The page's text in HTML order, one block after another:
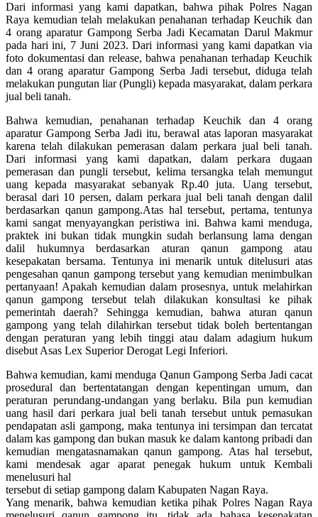
Dari informasi yang kami dapatkan, bahwa pihak Polres Nagan
Raya kemudian telah melakukan penahanan terhadap Keuchik dan
4 orang aparatur Gampong Serba Jadi Kecamatan Darul Makmur
pada hari ini, 7 Juni 2023. Dari informasi yang kami dapatkan via
foto dokumentasi dan release, bahwa penahanan terhadap Keuchik
dan 4 orang aparatur Gampong Serba Jadi tersebut, diduga telah
melakukan pungutan liar (Pungli) kepada masyarakat, dalam perkara
jual beli tanah.
Bahwa kemudian, penahanan terhadap Keuchik dan 4 orang
aparatur Gampong Serba Jadi itu, berawal atas laporan masyarakat
karena telah dilakukan pemerasan dalam perkara jual beli tanah.
Dari informasi yang kami dapatkan, dalam perkara dugaan
pemerasan dan pungli tersebut, kelima tersangka telah memungut
uang kepada masyarakat sebanyak Rp.40 juta. Uang tersebut,
berasal dari 10 persen, dalam perkara jual beli tanah dengan dalil
berdasarkan qanun gampong.Atas hal tersebut, pertama, tentunya
kami sangat menyayangkan peristiwa ini. Bahwa kami menduga,
praktek ini bukan tidak mungkin sudah berlansung lama dengan
dalil hukumnya berdasarkan aturan qanun gampong atau
kesepakatan bersama. Tentunya ini menarik untuk ditelusuri atas
pengesahan qanun gampong tersebut yang kemudian menimbulkan
pertanyaan! Apakah kemudian dalam prosesnya, untuk melahirkan
qanun gampong tersebut telah dilakukan konsultasi ke pihak
pemerintah daerah? Sehingga kemudian, bahwa aturan qanun
gampong yang telah dilahirkan tersebut tidak boleh bertentangan
dengan peraturan yang lebih tinggi atau dalam adagium hukum
disebut Asas Lex Superior Derogat Legi Inferiori.
Bahwa kemudian, kami menduga Qanun Gampong Serba Jadi cacat
prosedural dan bertentatangan dengan kepentingan umum, dan
peraturan perundang-undangan yang berlaku. Bila pun kemudian
uang hasil dari perkara jual beli tanah tersebut untuk pemasukan
pendapatan asli gampong, maka tentunya ini tersimpan dan tercatat
dalam kas gampong dan bukan masuk ke dalam kantong pribadi dan
kemudian mengatasnamakan qanun gampong. Atas hal tersebut,
kami mendesak agar aparat penegak hukum untuk Kembali
menelusuri hal
tersebut di setiap gampong dalam Kabupaten Nagan Raya.
Yang menarik, bahwa kemudian ketika pihak Polres Nagan Raya